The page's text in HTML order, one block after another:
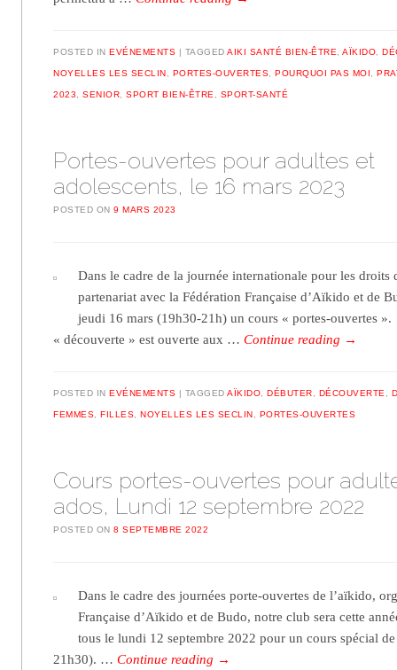
POSTED INEVÉNEMENTS TAGGEDAIKI SANTÉ BIEN-ÊTRE ,AÏKIDO ,
NOYELLES LES SECLIN PORTES-OUVERTES ,POURQUOI PAS MOI ,
2023 ,SENIOR ,SPORT BIEN-ÊTRE SPORT-SANTÉ
Portes-ouvertes pour adultes et
adolescents, le 16 mars 2023
POSTED ON9 MARS 2023
Dans le cadre de la journée internationale pour les droits
partenariat avec la Fédération Française d’Aïkido et de
jeudi 16 mars (19h30-21h) un cours « portes-ouvertes ».
« découverte » est ouverte aux …Continue reading →
POSTED INEVÉNEMENTS TAGGEDAÏKIDO ,DÉBUTER DÉCOUVERTE
FEMMES ,FILLES ,NOYELLES LES SECLIN PORTES-OUVERTES
Cours portes-ouvertes pour
ados, Lundi 12 septembre 2022
POSTED ON8 SEPTEMBRE 2022
Dans le cadre des journées porte-ouvertes de l’aïkido,
Française d’Aïkido et de Budo, notre club sera cette
tous le lundi 12 septembre 2022 pour un cours spécial
21h30). …Continue reading →